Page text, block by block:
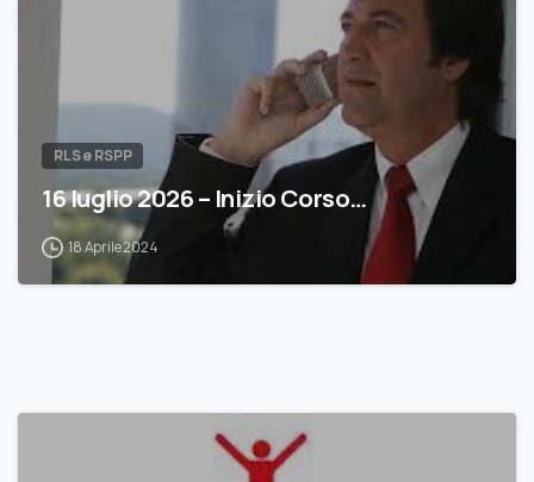
RLS e RSPP
16 luglio 2026 – Inizio Corso…
18 Aprile 2024